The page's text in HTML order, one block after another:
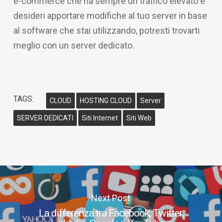
desideri apportare modifiche al tuo server in base
al software che stai utilizzando, potresti trovarti
meglio con un server dedicato.
TAGS: CLOUD HOSTING CLOUD Server
SERVER DEDICATI Siti Internet Siti Web
Next Post
La differenza tra Facebook, Twitter,